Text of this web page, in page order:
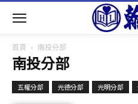
首頁 南投分部
南投分部
五權分部 光德分部 光明分部